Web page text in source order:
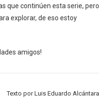
que continúen esta serie, pero
explorar, de eso estoy
amigos!
Texto por Luis Eduardo Alcántara